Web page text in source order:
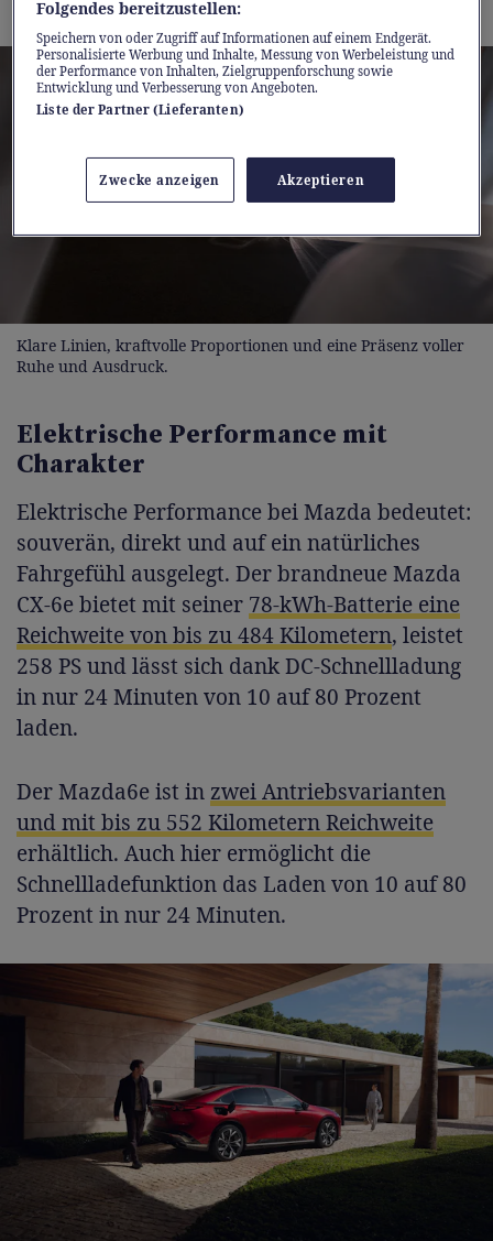
Klare Linien, kraftvolle Proportionen und eine Präsenz voller
Ruhe und Ausdruck.
Elektrische Performance mit
Charakter
Elektrische Performance bei Mazda bedeutet:
souverän, direkt und auf ein natürliches
Fahrgefühl ausgelegt. Der brandneue Mazda
CX-6e bietet mit seiner 78-kWh-Batterie eine
Reichweite von bis zu 484 Kilometern, leistet
258 PS und lässt sich dank DC-Schnellladung
in nur 24 Minuten von 10 auf 80 Prozent
laden.
Der Mazda6e ist in zwei Antriebsvarianten
und mit bis zu 552 Kilometern Reichweite
erhältlich. Auch hier ermöglicht die
Schnellladefunktion das Laden von 10 auf 80
Prozent in nur 24 Minuten.
Folgendes bereitzustellen:
Speichern von oder Zugriff auf Informationen auf einem Endgerät.
Personalisierte Werbung und Inhalte, Messung von Werbeleistung und
der Performance von Inhalten, Zielgruppenforschung sowie
Entwicklung und Verbesserung von Angeboten.
Liste der Partner (Lieferanten)
Zwecke anzeigen Akzeptieren